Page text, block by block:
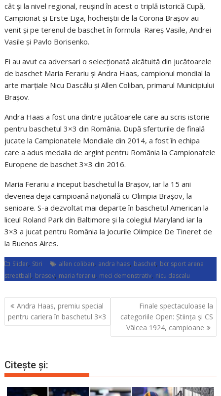
cât și la nivel regional, reușind în acest o triplă istorică Cupă,
Campionat și Erste Liga, hocheiștii de la Corona Brașov au
venit și pe terenul de baschet în formula Rareș Vasile, Andrei
Vasile și Pavlo Borisenko.
Ei au avut ca adversari o selecționată alcătuită din jucătoarele
de baschet Maria Ferariu și Andra Haas, campionul mondial la
arte marțiale Nicu Dascălu și Allen Coliban, primarul Municipiului
Brașov.
Andra Haas a fost una dintre jucătoarele care au scris istorie
pentru baschetul 3×3 din România. După sferturile de finală
jucate la Campionatele Mondiale din 2014, a fost în echipa
care a adus medalia de argint pentru România la Campionatele
Europene de baschet 3×3 din 2016.
Maria Ferariu a inceput baschetul la Brașov, iar la 15 ani
devenea deja campioană națională cu Olimpia Brașov, la
senioare. S-a dezvoltat mai departe în baschetul American la
liceul Roland Park din Baltimore și la colegiul Maryland iar la
3×3 a jucat pentru România la Jocurile Olimpice De Tineret de
la Buenos Aires.
Slider, Stiri allen coliban, andra haas, baschet, bcr sport arena
streetball, brasov, maria ferariu, meci demonstrativ, nicu dascalu
Navigare
în
articole
Andra Haas, premiu special
pentru cariera în baschetul 3×3
Finale spectaculoase la
categoriile Open: Știința și CS
Vâlcea 1924, campioane
Citește și: